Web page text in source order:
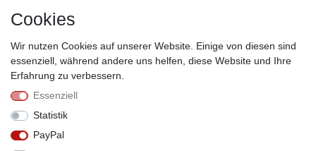
Stephan Roth GmbH
Cookies
Wir nutzen Cookies auf unserer Website. Einige von diesen sind
essenziell, während andere uns helfen, diese Website und Ihre
Erfahrung zu verbessern.
Essenziell
Statistik
PayPal